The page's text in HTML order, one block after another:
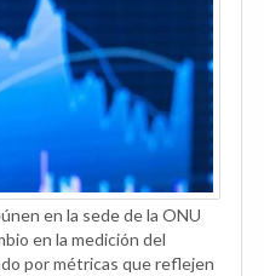
en la sede de la ONU
en la medición del
por métricas que reflejen